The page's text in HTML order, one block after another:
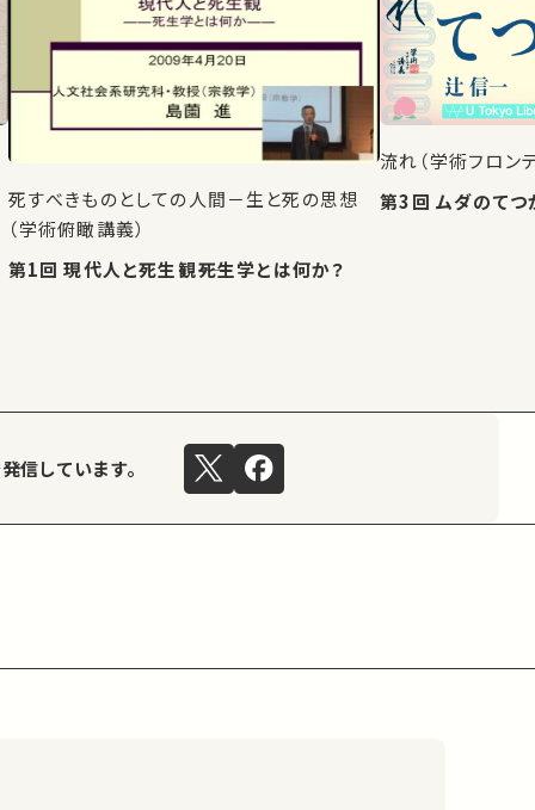
死すべきものとしての人間－生と死の思想
（学術俯瞰講義）
第1回 現代人と死生観――死生学とは何か？
流れ（学術フロン
第3回 ムダのて
信しています。